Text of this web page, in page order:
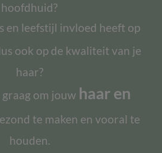
hoofdhuid?
en leefstijl invloed heeft op
ook op de kwaliteit van je
haar?
om jouw haar en
te maken en vooral te
houden.